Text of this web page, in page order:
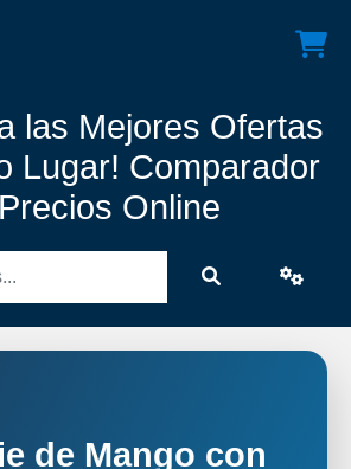
las Mejores Ofertas
Lugar! Comparador
Online
de Mango con